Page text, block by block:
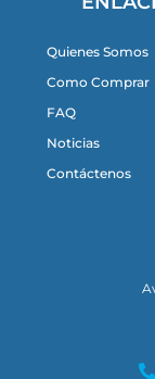
Quienes Somos
Como Comprar
FAQ
Noticias
Contáctenos